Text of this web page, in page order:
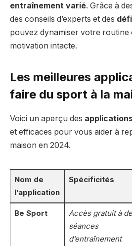
entraînement varié. Grâce à
des conseils d’experts et des
pouvez dynamiser votre routine
motivation intacte.
Les meilleures
faire du sport à la
Voici un aperçu des
et efficaces pour vous aider à
maison en 2024.
Nom de
l’application
Spécificités
Be Sport
Accès gratuit à
séances
d’entraînement